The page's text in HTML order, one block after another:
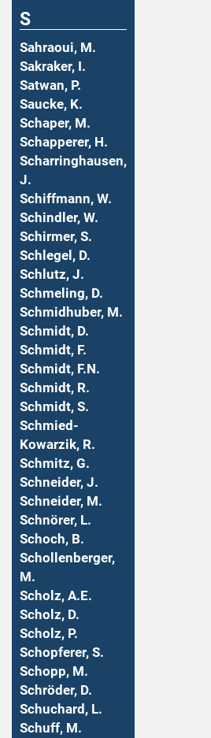
S
Sahraoui, M.
Sakraker, I.
Satwan, P.
Saucke, K.
Schaper, M.
Schapperer, H.
Scharringhausen,
J.
Schiffmann, W.
Schindler, W.
Schirmer, S.
Schlegel, D.
Schlutz, J.
Schmeling, D.
Schmidhuber, M.
Schmidt, D.
Schmidt, F.
Schmidt, F.N.
Schmidt, R.
Schmidt, S.
Schmied-
Kowarzik, R.
Schmitz, G.
Schneider, J.
Schneider, M.
Schnörer, L.
Schoch, B.
Schollenberger,
M.
Scholz, A.E.
Scholz, D.
Scholz, P.
Schopferer, S.
Schopp, M.
Schröder, D.
Schuchard, L.
Schuff, M.